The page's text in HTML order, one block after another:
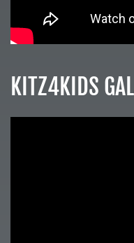
KITZ4KIDS